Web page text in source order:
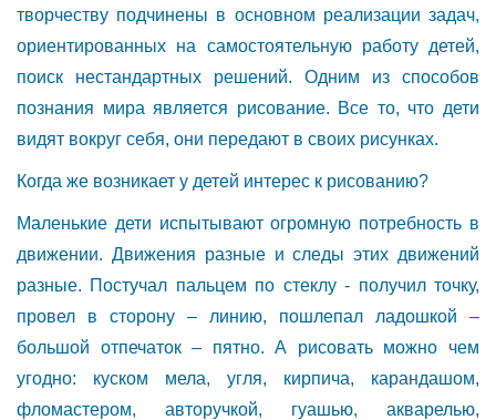
творчеству подчинены в основном реализации задач,
ориентированных на самостоятельную работу детей,
поиск нестандартных решений. Одним из способов
познания мира является рисование. Все то, что дети
видят вокруг себя, они передают в своих рисунках.
Когда же возникает у детей интерес к рисованию?
Маленькие дети испытывают огромную потребность в
движении. Движения разные и следы этих движений
разные. Постучал пальцем по стеклу - получил точку,
провел в сторону – линию, пошлепал ладошкой –
большой отпечаток – пятно. А рисовать можно чем
угодно: куском мела, угля, кирпича, карандашом,
фломастером, авторучкой, гуашью, акварелью,